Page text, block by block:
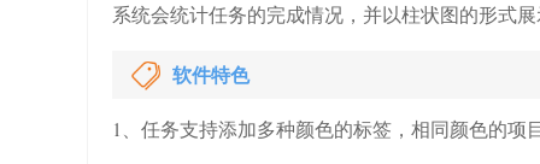
系统会统计任务的完成情况，并以柱状图的形式
软件特色
1、任务支持添加多种颜色的标签，相同颜色的